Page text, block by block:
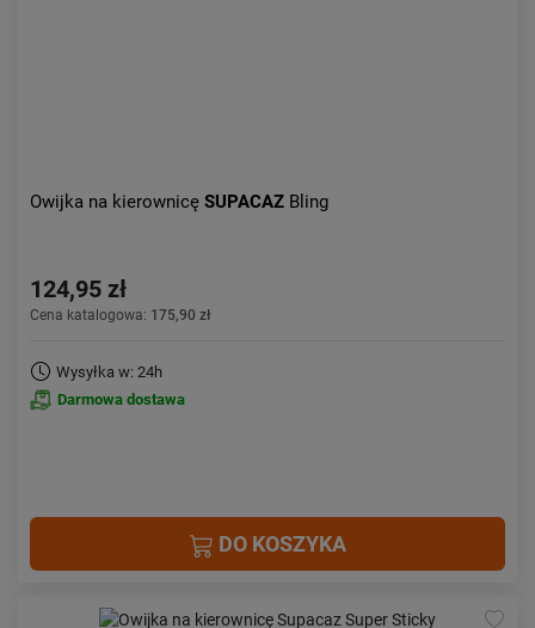
Owijka na kierownicę SUPACAZ Bling
124,95 zł
Cena katalogowa: 175,90 zł
Wysyłka w: 24h
Darmowa dostawa
DO KOSZYKA